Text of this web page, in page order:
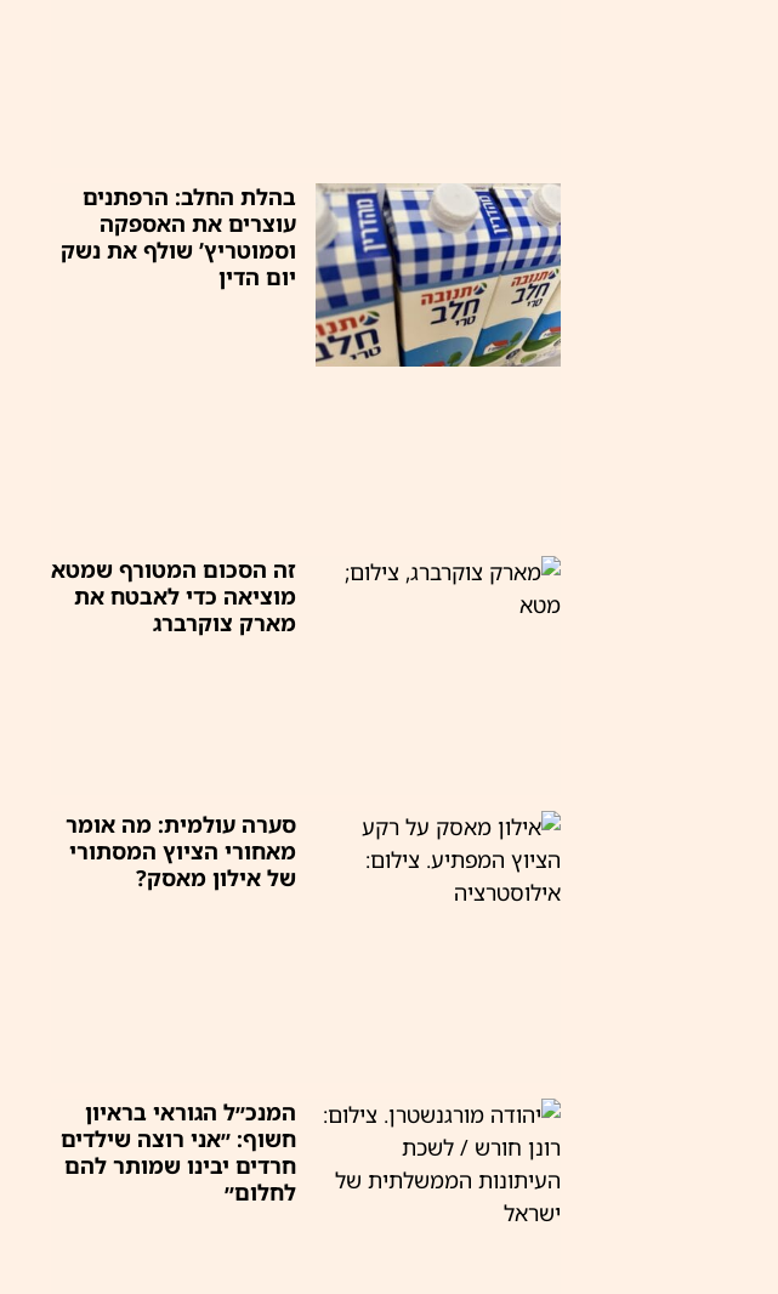
בהלת החלב: הרפתנים
עוצרים את האספקה
וסמוטריץ’ שולף את נשק
יום הדין
זה הסכום המטורף שמטא
מוציאה כדי לאבטח את
מארק צוקרברג
סערה עולמית: מה אומר
מאחורי הציוץ המסתורי
של אילון מאסק?
המנכ״ל הגוראי בראיון
חשוף: ״אני רוצה שילדים
חרדים יבינו שמותר להם
לחלום״